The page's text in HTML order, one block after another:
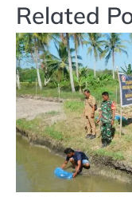
Related